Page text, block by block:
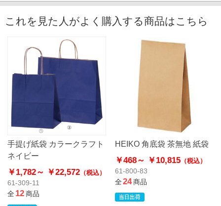
これを見た人がよく購入する商品はこちら
手提げ紙袋 カラークラフト
ネイビー
￥1,782～ ￥22,572 （税込）
61-309-11
全12商品
HEIKO 角底袋 茶無地 紙袋
￥468～ ￥10,815（税込）
61-800-83
全24商品